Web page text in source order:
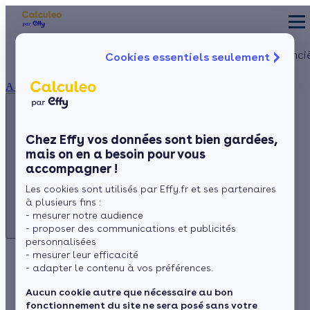
Cookies essentiels seulement
Chez Effy vos données sont bien gardées,
mais on en a besoin pour vous
accompagner !
Les cookies sont utilisés par Effy.fr et ses partenaires
à plusieurs fins :
- mesurer notre audience
- proposer des communications et publicités
personnalisées
- mesurer leur efficacité
- adapter le contenu à vos préférences.
Aucun cookie autre que nécessaire au bon
fonctionnement du site ne sera posé sans votre
À propos
du lundi au vendredi -
3456
Les aides
Ma Prime
Le chèque
Appelez-nous !
du lundi au vendredi - 8h à 19h
3456
Service gratuit
+ prix appel
Rénovation globale et
bouquet de travaux